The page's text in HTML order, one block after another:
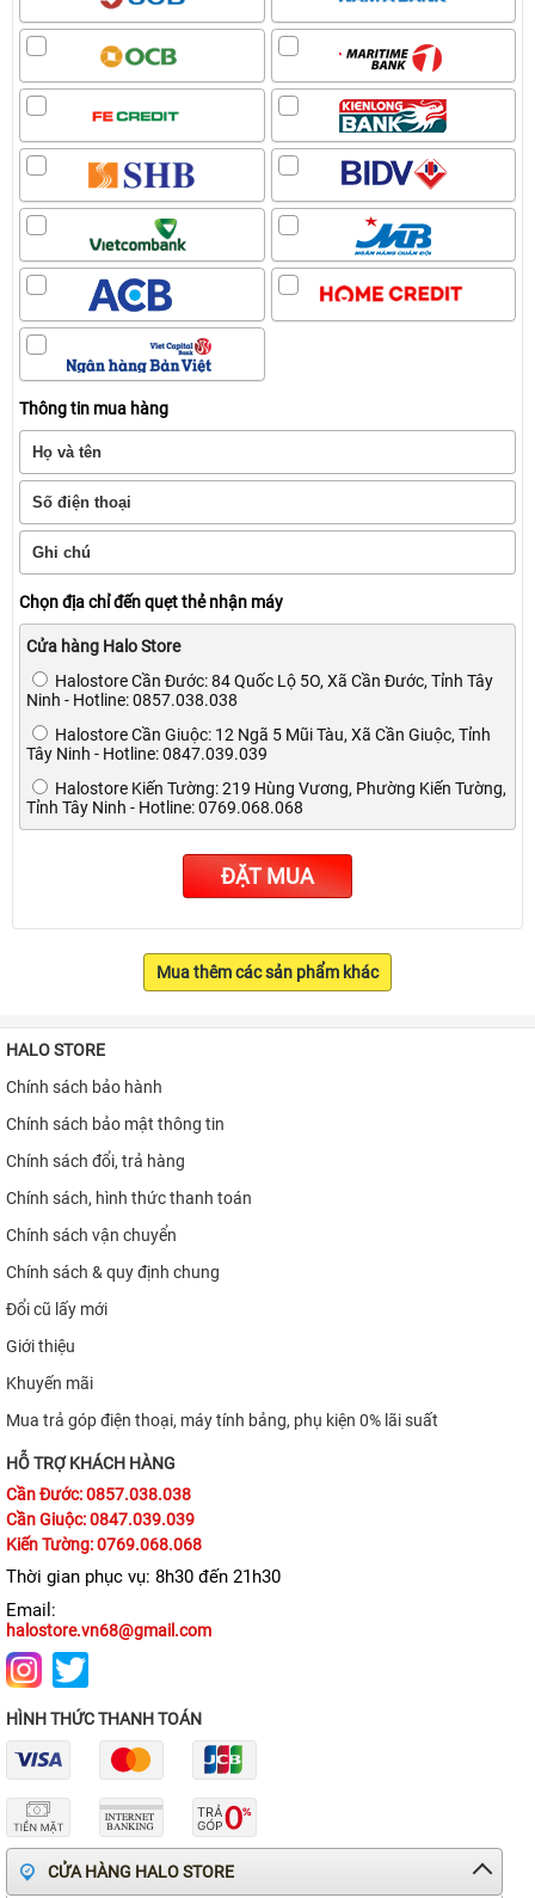
APPLE IPAD
APPLE WATCH
MÁY DÙNG RỒI
PHỤ KIỆN
TIN TỨC
Thông tin mua hàng
Chọn địa chỉ đến quẹt thẻ nhận máy
Cửa hàng Halo Store
Halostore Cần Đước: 84 Quốc Lộ 5O, Xã Cần Đước, Tỉnh Tây
Ninh - Hotline: 0857.038.038
Halostore Cần Giuộc: 12 Ngã 5 Mũi Tàu, Xã Cần Giuộc, Tỉnh
Tây Ninh - Hotline: 0847.039.039
Halostore Kiến Tường: 219 Hùng Vương, Phường Kiến Tường,
Tỉnh Tây Ninh - Hotline: 0769.068.068
ĐẶT MUA
Mua thêm các sản phẩm khác
HALO STORE
Chính sách bảo hành
Chính sách bảo mật thông tin
Chính sách đổi, trả hàng
Chính sách, hình thức thanh toán
Chính sách vận chuyển
Chính sách & quy định chung
Đổi cũ lấy mới
Giới thiệu
Khuyến mãi
Mua trả góp điện thoại, máy tính bảng, phụ kiện 0% lãi suất
HỖ TRỢ KHÁCH HÀNG
Cần Đước: 0857.038.038
Cần Giuộc: 0847.039.039
Kiến Tường: 0769.068.068
Thời gian phục vụ: 8h30 đến 21h30
Email:
halostore.vn68@gmail.com
HÌNH THỨC THANH TOÁN
CỬA HÀNG HALO STORE